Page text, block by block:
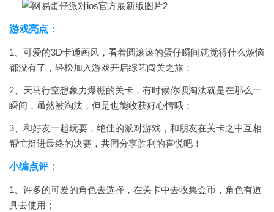
游戏亮点：
1、可爱的3D卡通画风，看着圆滚滚的蛋仔瞬间就觉得什么烦恼
都没有了，轻松加入游戏开启综艺闯关之旅；
2、天马行空想象力爆棚的关卡，有时候你呗淘汰就是在那么一
瞬间，虽然被淘汰，但是也能收获好心情哦；
3、和好友一起玩耍，绝佳的派对游戏，和朋友在关卡之中互相
帮忙挺进最终的决赛，共同分享胜利的喜悦吧！
小编点评：
1、许多的可爱的角色去选择，在关卡中去收集金币，角色有道
具去使用；